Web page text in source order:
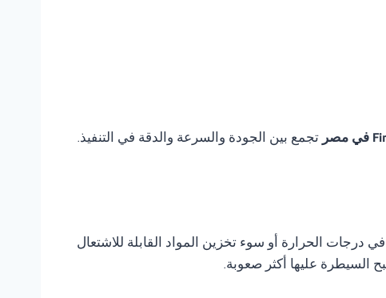
تجمع بين الجودة والسرعة والدقة في التنفيذ.
الحرارة أو سوء تخزين المواد القابلة للاشتعال
السيطرة عليها أكثر صعوبة.